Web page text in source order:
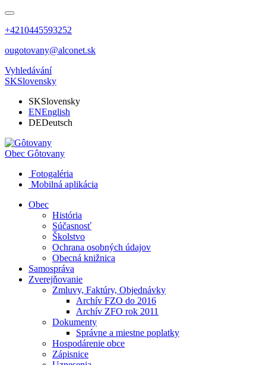
+4210445593252
ougotovany@alconet.sk
Vyhledávání
SKSlovensky
SKSlovensky
ENEnglish
DEDeutsch
Obec Gôtovany
Fotogaléria
Mobilná aplikácia
Obec
História
Súčasnosť
Školstvo
Ochrana osobných údajov
Obecná knižnica
Samospráva
Zverejňovanie
Zmluvy, Faktúry, Objednávky
Archív FZO do 2016
Archív ZFO rok 2011
Dokumenty
Správne a miestne poplatky
Hospodárenie obce
Zápisnice